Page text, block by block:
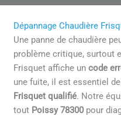
Dépannage Chaudière
Une panne de chaudière
problème critique, surtout
Frisquet affiche uncode
une fuite, il est essentiel
Frisquet qualifié. Notre
tout Poissy 78300 pour